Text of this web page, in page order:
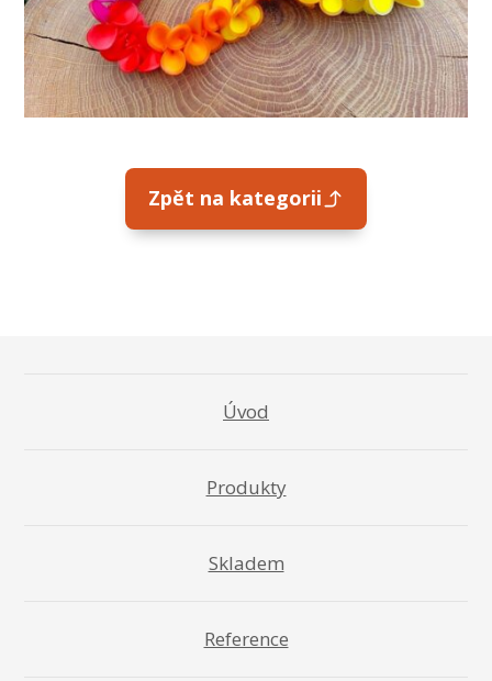
Zpět na kategorii
Úvod
Produkty
Skladem
Reference